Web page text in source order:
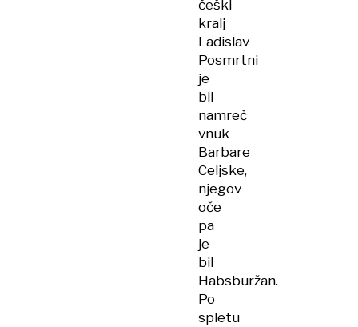
češki
kralj
Ladislav
Posmrtni
je
bil
namreč
vnuk
Barbare
Celjske,
njegov
oče
pa
je
bil
Habsburžan.
Po
spletu